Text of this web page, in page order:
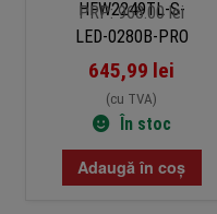
0280B-PRO
PRP: 968.00 lei
645,99 lei
(cu TVA)
În stoc
Adaugă în coș